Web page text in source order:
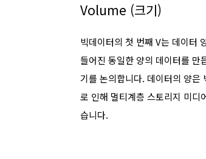
Volume (크기)
빅데이터의 첫 번째 V는 데이터
들어진 동일한 양의 데이터를 만
기를 논의합니다. 데이터의 양은
로 인해 멀티계층 스토리지 미디
습니다.